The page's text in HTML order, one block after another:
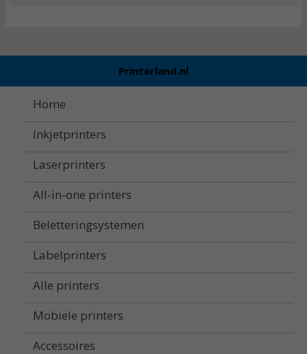
Printerland.nl
Home
Inkjetprinters
Laserprinters
All-in-one printers
Beletteringsystemen
Labelprinters
Alle printers
Mobiele printers
Accessoires